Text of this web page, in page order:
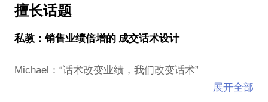
擅长话题
私教：销售业绩倍增的 成交话术设计
Michael：“话术改变业绩，我们改变话术”
展开全部